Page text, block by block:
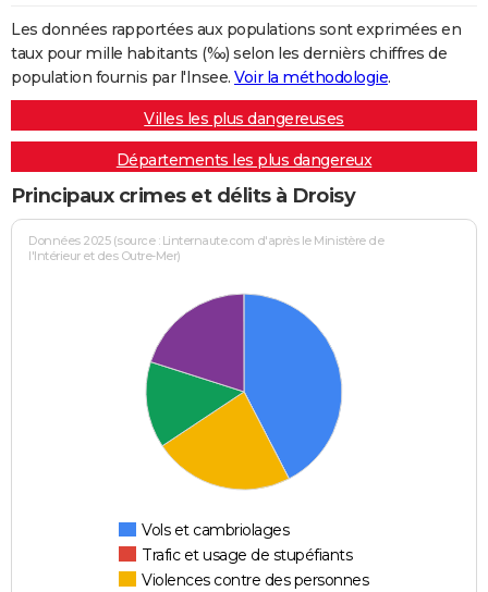
Les données rapportées aux populations sont exprimées en
taux pour mille habitants (‰) selon les dernièrs chiffres de
population fournis par l'Insee. Voir la méthodologie.
Villes les plus dangereuses
Départements les plus dangereux
Principaux crimes et délits à Droisy
Données 2025 (source : Linternaute.com d'après le Ministère de
l'Intérieur et des Outre-Mer)
Vols et cambriolages
Trafic et usage de stupéfiants
Violences contre des personnes